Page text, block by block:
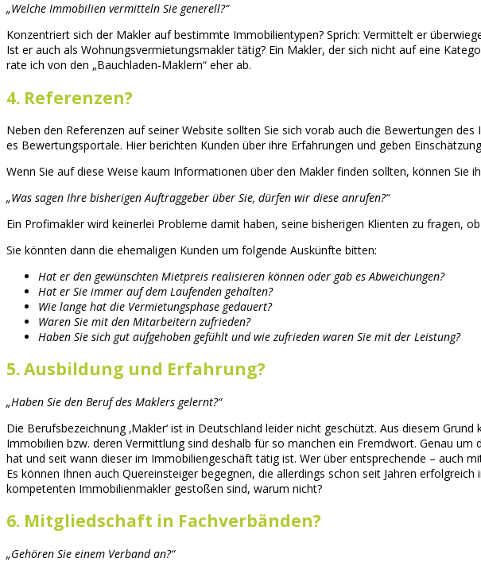
„Welche Immobilien vermitteln Sie generell?“
Konzentriert sich der Makler auf bestimmte Immobilientypen? Sprich: Vermittelt er
Ist er auch als Wohnungsvermietungsmakler tätig? Ein Makler, der sich nicht auf eine
rate ich von den „Bauchladen-Maklern“ eher ab.
4. Referenzen?
Neben den Referenzen auf seiner Website sollten Sie sich vorab auch die Bewertungen des
es Bewertungsportale. Hier berichten Kunden über ihre Erfahrungen und geben
Wenn Sie auf diese Weise kaum Informationen über den Makler finden sollten, können Sie
„Was sagen Ihre bisherigen Auftraggeber über Sie, dürfen wir diese anrufen?“
Ein Profimakler wird keinerlei Probleme damit haben, seine bisherigen Klienten zu fragen,
Sie könnten dann die ehemaligen Kunden um folgende Auskünfte bitten:
Hat er den gewünschten Mietpreis realisieren können oder gab es Abweichungen?
Hat er Sie immer auf dem Laufenden gehalten?
Wie lange hat die Vermietungsphase gedauert?
Waren Sie mit den Mitarbeitern zufrieden?
Haben Sie sich gut aufgehoben gefühlt und wie zufrieden waren Sie mit der Leistung?
5. Ausbildung und Erfahrung?
„Haben Sie den Beruf des Maklers gelernt?“
Die Berufsbezeichnung ‚Makler‘ ist in Deutschland leider nicht geschützt. Aus diesem
Immobilien bzw. deren Vermittlung sind deshalb für so manchen ein Fremdwort. Genau
hat und seit wann dieser im Immobiliengeschäft tätig ist. Wer über entsprechende – auch
Es können Ihnen auch Quereinsteiger begegnen, die allerdings schon seit Jahren
kompetenten Immobilienmakler gestoßen sind, warum nicht?
6. Mitgliedschaft in Fachverbänden?
„Gehören Sie einem Verband an?“